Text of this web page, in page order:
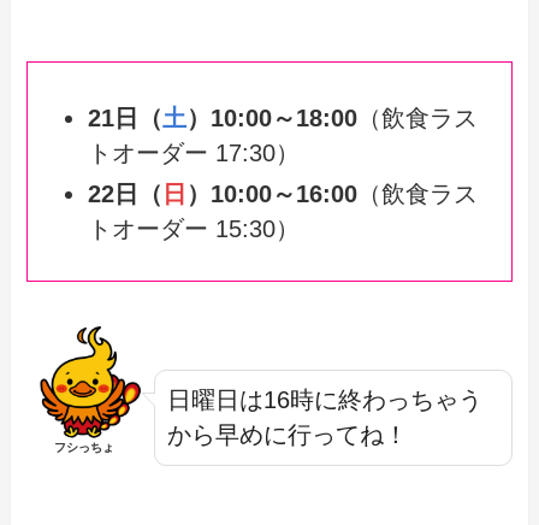
21日（土）10:00～18:00（飲食ラス
トオーダー 17:30）
22日（ 日 ）10:00～16:00（飲食ラス
トオーダー 15:30）
フシっちょ
日曜日は16時に終わっちゃう
から早めに行ってね！